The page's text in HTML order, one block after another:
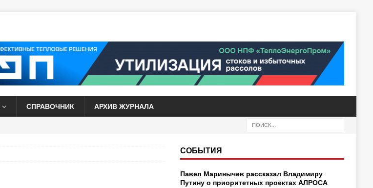
СПРАВОЧНИК АРХИВ ЖУРНАЛА
СОБЫТИЯ
Павел Маринычев рассказал Владимиру
Путину о приоритетных проектах АЛРОСА